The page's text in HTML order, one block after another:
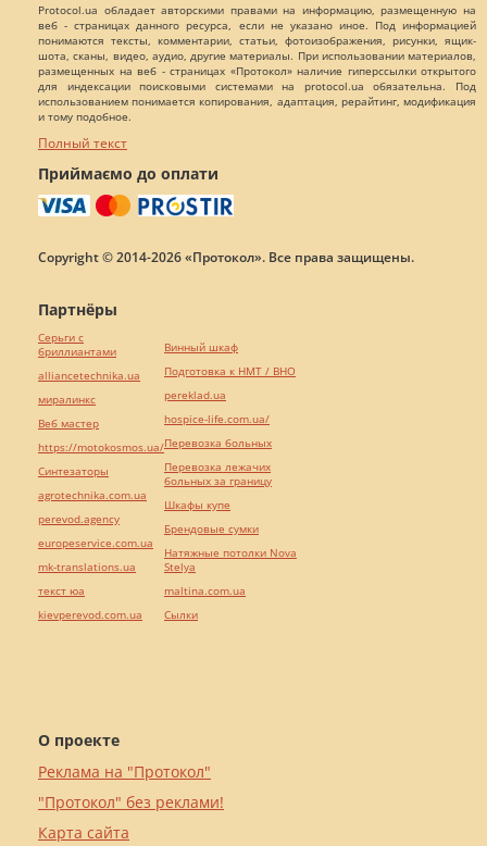
Protocol.ua обладает авторскими правами на информацию, размещенную на
веб - страницах данного ресурса, если не указано иное. Под информацией
понимаются тексты, комментарии, статьи, фотоизображения, рисунки, ящик-
шота, сканы, видео, аудио, другие материалы. При использовании материалов,
размещенных на веб - страницах «Протокол» наличие гиперссылки открытого
для индексации поисковыми системами на protocol.ua обязательна. Под
использованием понимается копирования, адаптация, рерайтинг, модификация
и тому подобное.
Полный текст
Приймаємо до оплати
Copyright © 2014-2026 «Протокол». Все права защищены.
О проекте
Реклама на "Протокол"
"Протокол" без реклами!
Карта сайта
Партнёры
Серьги с
бриллиантами
alliancetechnika.ua
миралинкс
Веб мастер
https://motokosmos.ua/
Синтезаторы
agrotechnika.com.ua
perevod.agency
europeservice.com.ua
mk-translations.ua
текст юа
kievperevod.com.ua
Винный шкаф
Подготовка к НМТ / ВНО
pereklad.ua
hospice-life.com.ua/
Перевозка больных
Перевозка лежачих
больных за границу
Шкафы купе
Брендовые сумки
Натяжные потолки Nova
Stelya
maltina.com.ua
Cылки